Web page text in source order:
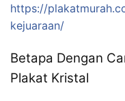
https://
kejuaraan/
Betapa Dengan
Plakat Kristal